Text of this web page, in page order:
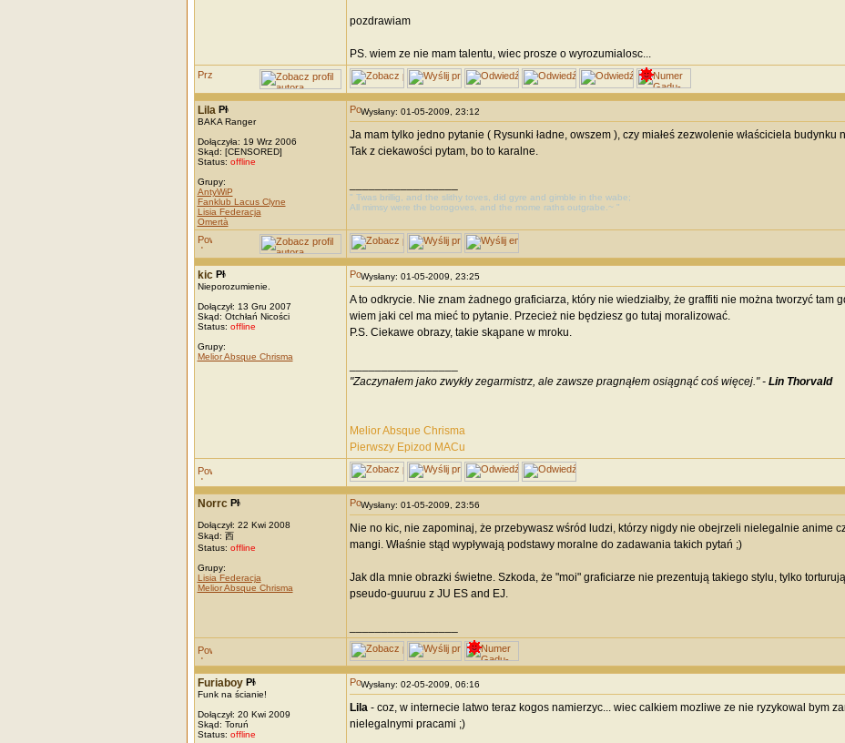
pozdrawiam
PS. wiem ze nie mam talentu, wiec prosze o wyrozumialosc...
Lila
BAKA Ranger
Dołączyła: 19 Wrz 2006
Skąd: [CENSORED]
Status: offline
Grupy:
AntyWiP
Fanklub Lacus Clyne
Lisia Federacja
Omertà
Wysłany: 01-05-2009, 23:12
Ja mam tylko jedno pytanie ( Rysunki ładne, owszem ), czy miałeś zezwolenie właściciela
Tak z ciekawości pytam, bo to karalne.
" Twas brillig, and the slithy toves, did gyre and gimble in the wabe;
All mimsy were the borogoves, and the mome raths outgrabe.~ "
kic
Nieporozumienie.
Dołączył: 13 Gru 2007
Skąd: Otchłań Nicości
Status: offline
Grupy:
Melior Absque Chrisma
Wysłany: 01-05-2009, 23:25
A to odkrycie. Nie znam żadnego graficiarza, który nie wiedziałby, że graffiti nie można tworzyć tam
wiem jaki cel ma mieć to pytanie. Przecież nie będziesz go tutaj moralizować.
P.S. Ciekawe obrazy, takie skąpane w mroku.
"Zaczynałem jako zwykły zegarmistrz, ale zawsze pragnąłem osiągnąć coś więcej." - Lin Thorvald
Melior Absque Chrisma
Pierwszy Epizod MACu
Norrc
Dołączył: 22 Kwi 2008
Skąd: 西
Status: offline
Grupy:
Lisia Federacja
Melior Absque Chrisma
Wysłany: 01-05-2009, 23:56
Nie no kic, nie zapominaj, że przebywasz wśród ludzi, którzy nigdy nie obejrzeli nielegalnie anime
mangi. Właśnie stąd wypływają podstawy moralne do zadawania takich pytań ;)
Jak dla mnie obrazki świetne. Szkoda, że "moi" graficiarze nie prezentują takiego stylu, tylko
pseudo-guuruu z JU ES and EJ.
Furiaboy
Funk na ścianie!
Dołączył: 20 Kwi 2009
Skąd: Toruń
Status: offline
Wysłany: 02-05-2009, 06:16
Lila- coz, w internecie latwo teraz kogos namierzyc... wiec calkiem mozliwe ze nie ryzykowal bym
nielegalnymi pracami ;)